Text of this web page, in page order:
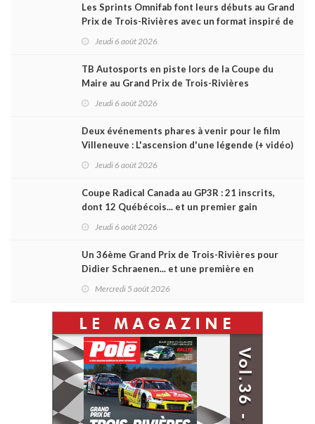
Les Sprints Omnifab font leurs débuts au Grand
Prix de Trois-Rivières avec un format inspiré de
Jeudi 6 août 2026
TB Autosports en piste lors de la Coupe du
Maire au Grand Prix de Trois-Rivières
Jeudi 6 août 2026
Deux événements phares à venir pour le film
Villeneuve : L'ascension d'une légende (+ vidéo)
Jeudi 6 août 2026
Coupe Radical Canada au GP3R : 21 inscrits,
dont 12 Québécois... et un premier gain
Jeudi 6 août 2026
Un 36ème Grand Prix de Trois-Rivières pour
Didier Schraenen... et une première en
Mercredi 5 août 2026